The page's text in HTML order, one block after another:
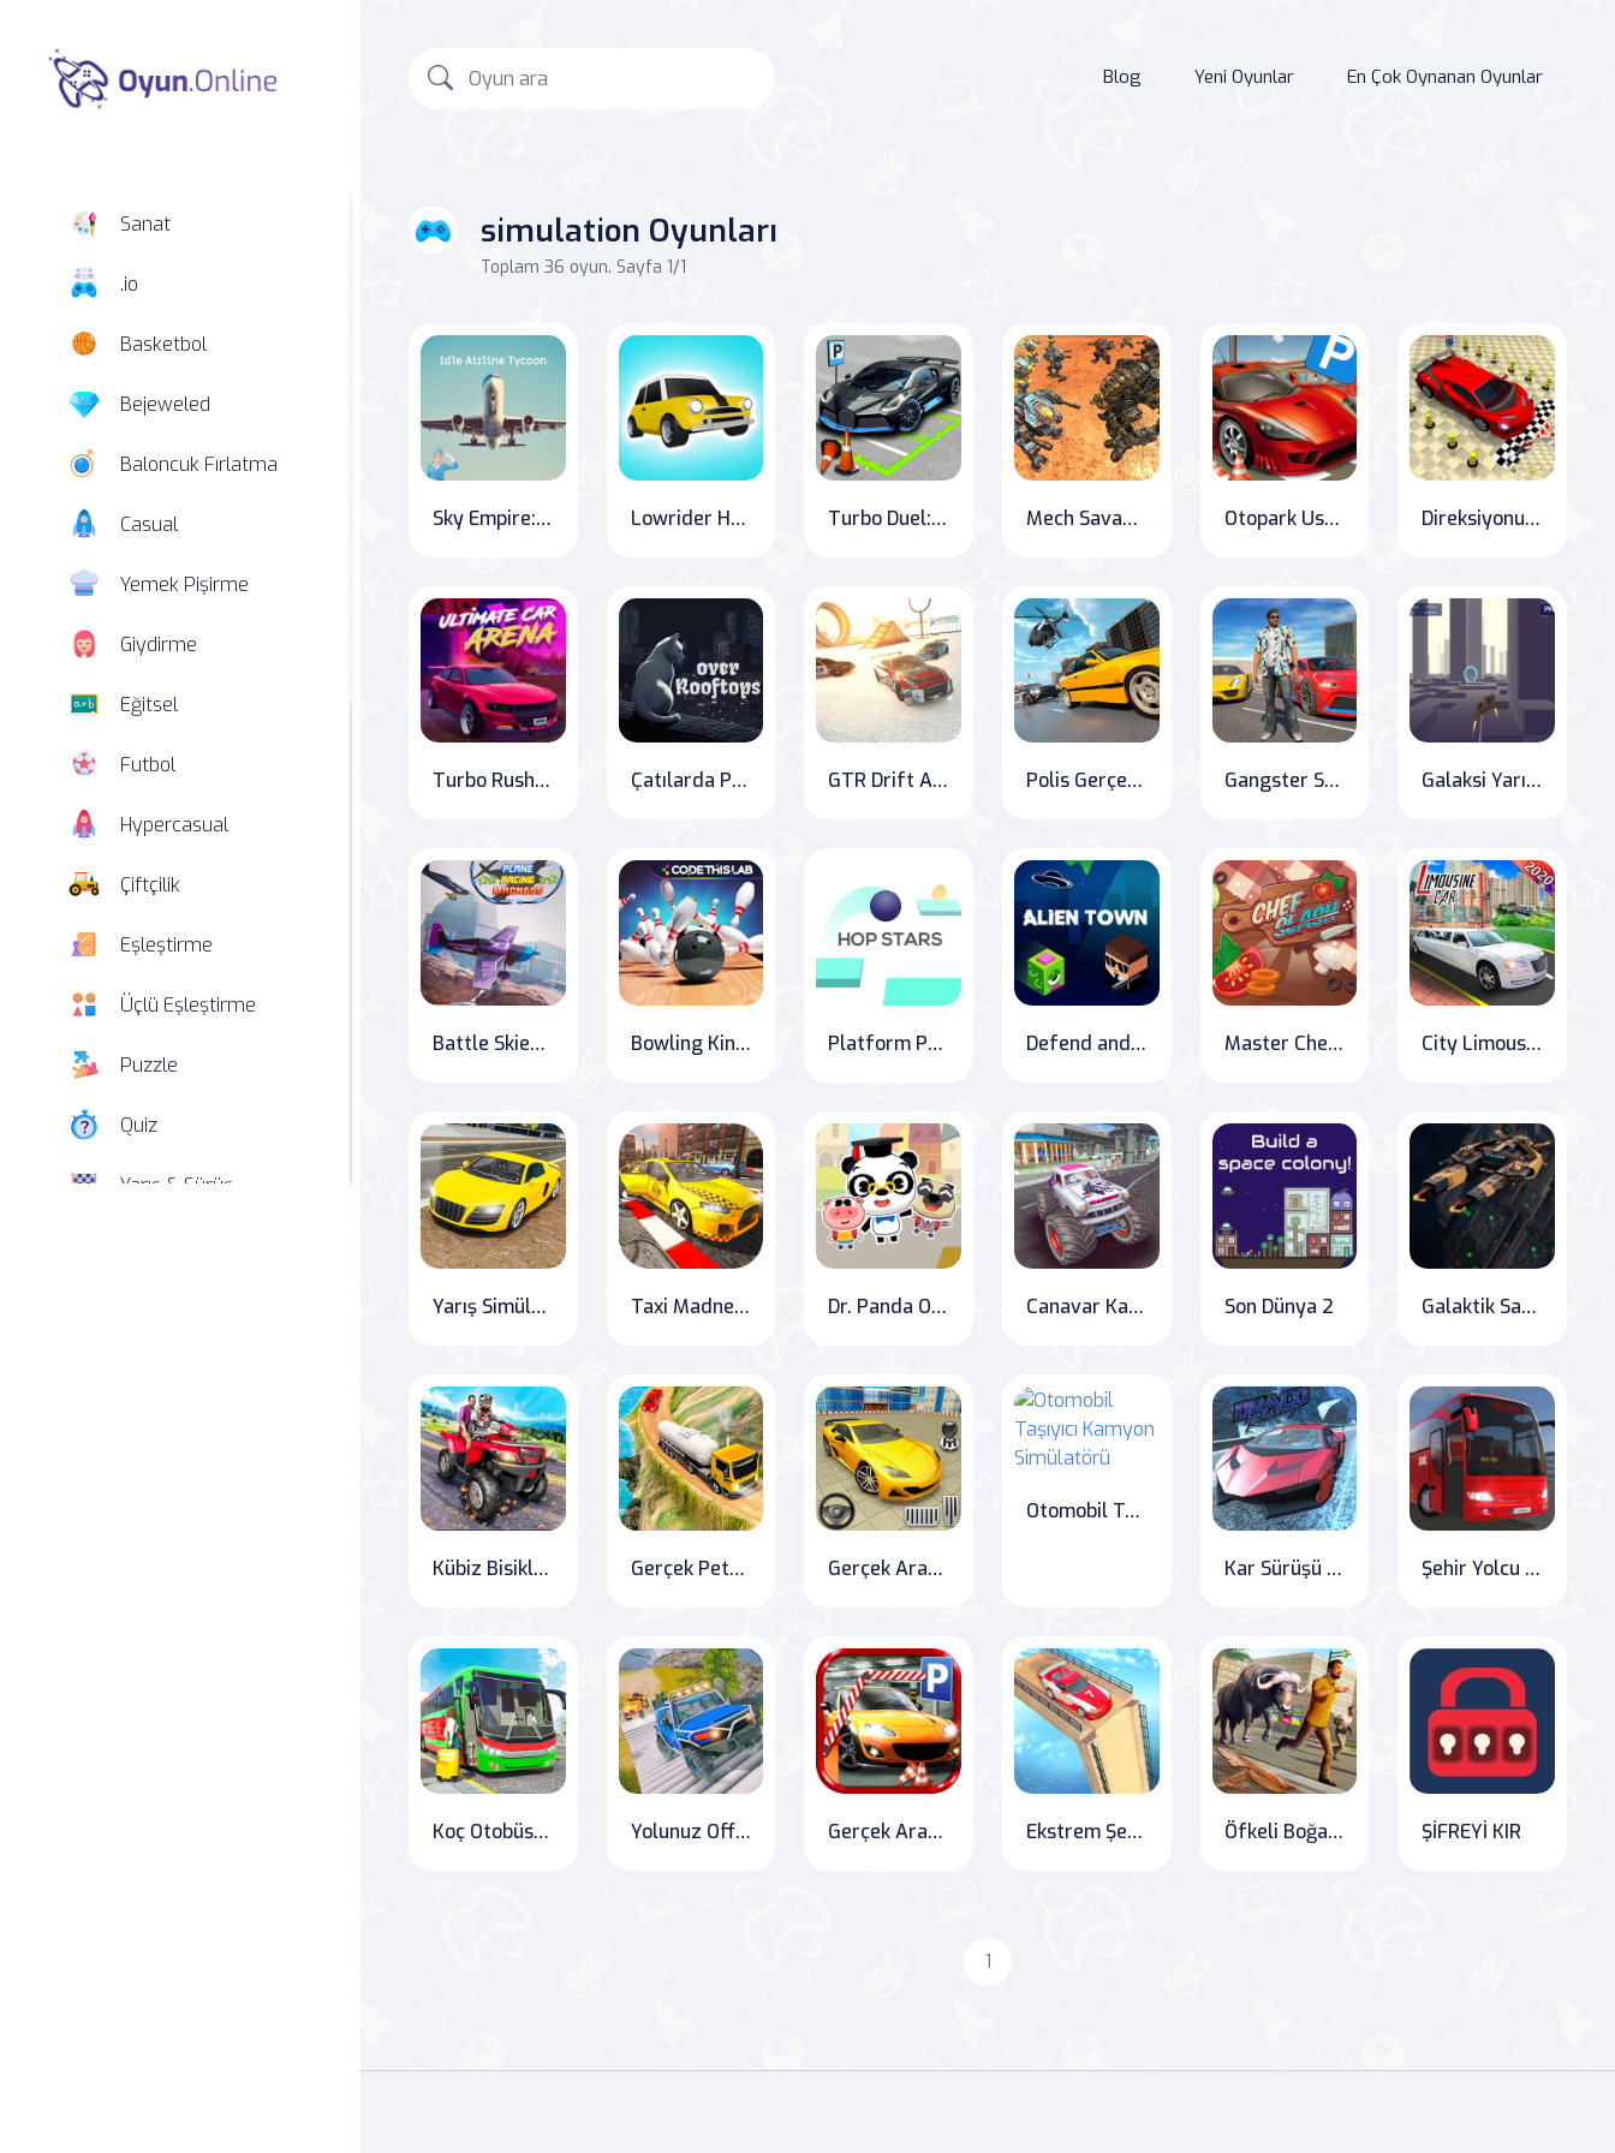
Sanat
.io
Basketbol
Bejeweled
Baloncuk Fırlatma
Casual
Yemek Pişirme
Giydirme
Eğitsel
Futbol
Hypercasual
Çiftçilik
Eşleştirme
Üçlü Eşleştirme
Puzzle
Quiz
Yarış & Sürüş
Blog Yeni Oyunlar En Çok Oynanan Oyunlar
simulation Oyunları
Toplam 36 oyun. Sayfa 1/1
Sky Empire: Idle Airline Tycoon Lowrider Hopper: Turbocharge Your Ride Turbo Duel: A City Parking Challenge Mech Savaş Simülatörü Otopark Ustası: Online Oyunlar Dünyası'nda eğlenceyi kesintisiz yaşayın! Otopark oyunlarına yeni bir bakış açısı getiren popüler mobil oyunun geri dönüşünü kaçırmayın! Direksiyonun başına geç! - Araba Parkı Savaşı
Turbo Rush Football: Drive and Score in Ultimate Car Arena Çatılarda Pisicik GTR Drift Ateşi: Çılgın Sürüş Oyunu Polis Gerçek Kovalama Araba Simülatörü Gangster Savaşçı: İntikam Senaryosu Galaksi Yarışı: Uzay Gemisi Macerası
Battle Skies: Warplane Racing Bowling King: Show off your skills in this classic game! Platform Pro: Hop to the Top Defend and Destroy: Alien Town Master Chef Challenge: Slice and Dice City Limousine: Deluxe Wedding Taxi Driver
Yarış Simülatörü: Araba Yarışı Taxi Madness: City Driving Simulator Dr. Panda Okulu Canavar Kamyon Şovlar Ücretsiz Jeep Yarış Oyunları Son Dünya 2 Galaktik Savaş
Kübiz Bisiklet Trafik Yarışçısı Çılgınlığı Gerçek Petrol Tankeri Simülatörü Çılgınlığı Gerçek Araba Park Etme Yapbozu
Otomobil Taşıyıcı Kamyon Simülatörü
Kar Sürüşü Araba Yarışı Simülatörü Şehir Yolcu Otobüs Simülatörü Otobüs Sürme 3D
Koç Otobüsü Simülatörü Yolunuz Offroad'da: Land Cruiser Jeep Deneyimi Gerçek Araba Parkı 2020 Ekstrem Şehir GT Araba Gösterileri Öfkeli Boğa Saldırısı: Vahşi Av Simülatörü ŞİFREYİ KIR
1